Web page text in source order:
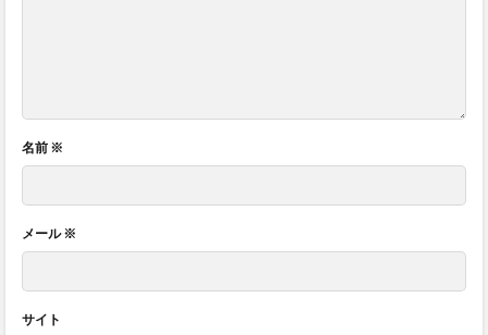
名前 ※
メール※
サイト